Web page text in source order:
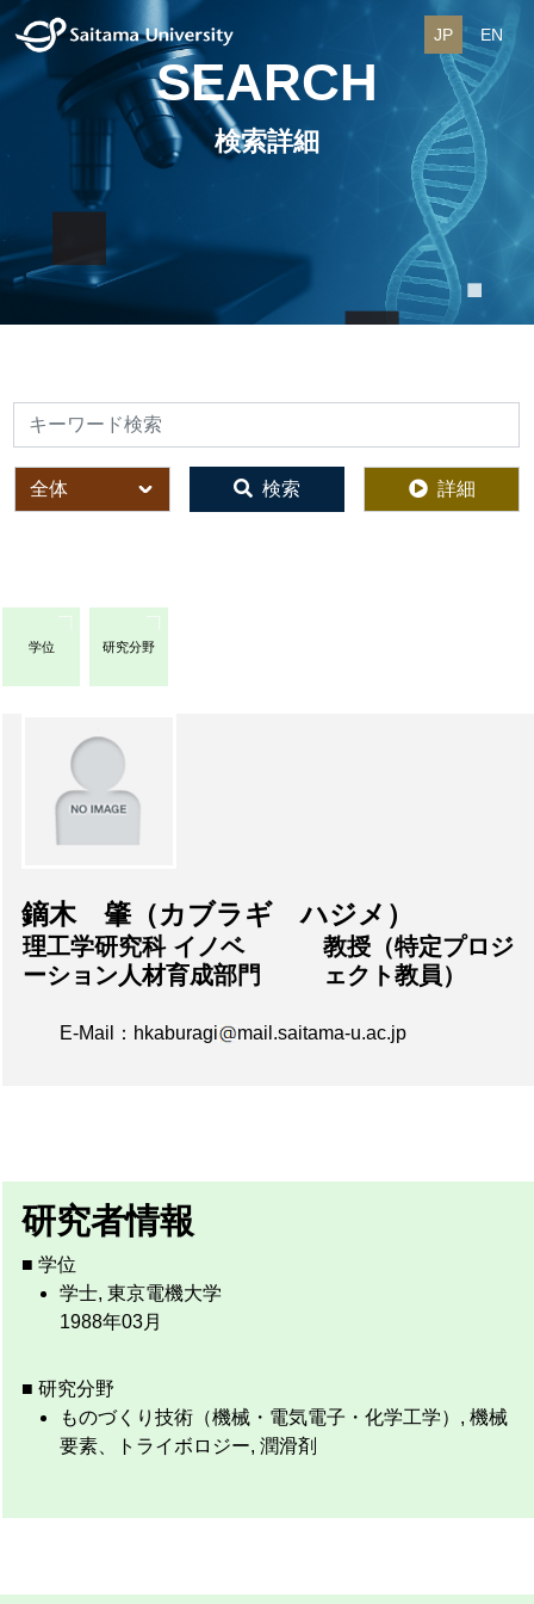
JP EN
SEARCH
検索詳細
検索
全体 検索 詳細
学位 研究分野
鏑木 肇（カブラギ ハジメ）
理工学研究科 イノベ
ーション人材育成部門
教授（特定プロジ
ェクト教員）
E-Mail：hkaburagi mail.saitama-u.ac.jp
研究者情報
■ 学位
学士, 東京電機大学
1988年03月
■ 研究分野
ものづくり技術（機械・電気電子・化学工学）, 機械
要素、トライボロジー, 潤滑剤